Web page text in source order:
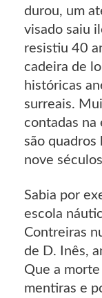
durou, um
visado saiu
resistiu 40
cadeira de
históricas
surreais.
contadas na
são quadros
nove
Sabia por
escola
Contreiras
de D. Inês,
Que a
mentiras e